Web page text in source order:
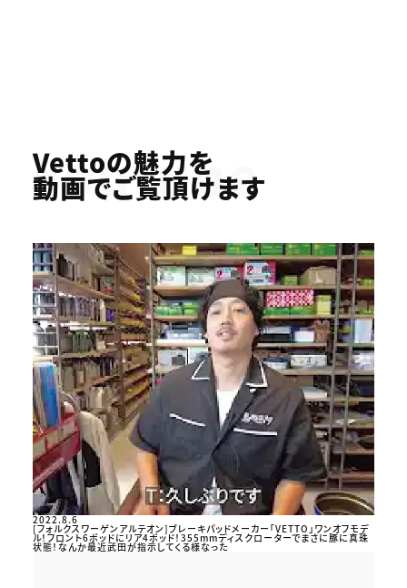
Youtube
Vettoの魅力を
動画でご覧頂けます
2022.8.6
[フォルクスワーゲンアルテオン]ブレーキパッドメーカー「VETTO」ワンオフモデ
ル！フロント6ポッドにリア4ポッド！355mmディスクローターでまさに豚に真珠
状態！なんか最近武田が指示してくる様なった